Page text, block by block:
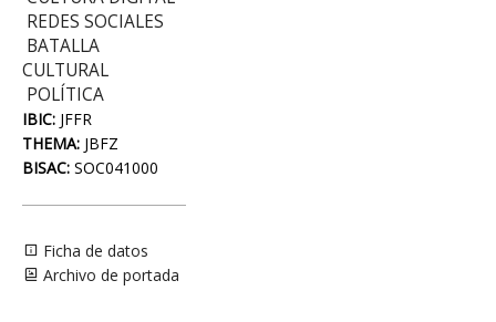
REDES SOCIALES
BATALLA
CULTURAL
POLÍTICA
IBIC: JFFR
THEMA: JBFZ
BISAC: SOC041000
Ficha de datos
Archivo de portada